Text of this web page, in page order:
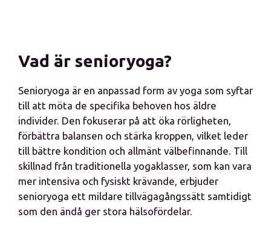
Vad är senioryoga?
Senioryoga är en anpassad form av yoga som syftar
till att möta de specifika behoven hos äldre
individer. Den fokuserar på att öka rörligheten,
förbättra balansen och stärka kroppen, vilket leder
till bättre kondition och allmänt välbefinnande. Till
skillnad från traditionella yogaklasser, som kan vara
mer intensiva och fysiskt krävande, erbjuder
senioryoga ett mildare tillvägagångssätt samtidigt
som den ändå ger stora hälsofördelar.